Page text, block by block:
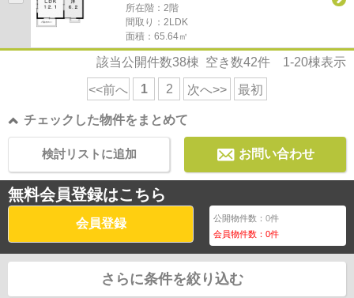
所在階：2階
間取り：2LDK
面積：65.64㎡
該当公開件数38棟 空き数42件 1-20棟表示
<<前へ 1 2 次へ>> 最初
チェックした物件をまとめて
お問い合わせ
検討リストに追加
無料会員登録はこちら
会員登録 公開物件数：0件
会員物件数：0件
さらに条件を絞り込む